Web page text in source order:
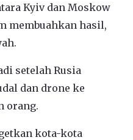
Kyiv dan Moskow
membuahkan hasil,
setelah Rusia
dan drone ke
orang.
kota-kota